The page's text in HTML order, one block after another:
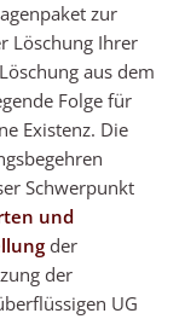
zur
Löschung Ihrer
aus dem
Folge für
Existenz. Die
Schwerpunkt
und
der
der
UG